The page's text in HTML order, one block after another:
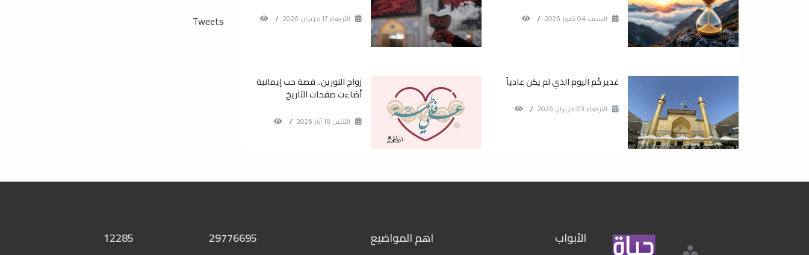
السبت 04 تموز 2026 / الأربعاء 17 حزيران 2026 /
غدير خُم اليوم الذي لم يكن عادياً
الأربعاء 03 حزيران 2026 /
زواج النورين.. قصة حب إيمانية
أضاءت صفحات التاريخ
الأثنين 18 آيار 2026 /
Tweets
الأبواب اهم المواضيع 29776695
12285